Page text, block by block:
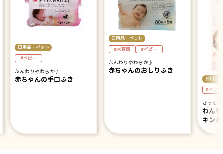
日用品・ペット
#ベビー
ふんわりやわらか♪
赤ちゃんの手口ふき
日用品・ペット
#大容量 #ベビー
ふんわりやわらか♪
赤ちゃんのおしりふき
日用品
#ペット
さっと
わん
キン